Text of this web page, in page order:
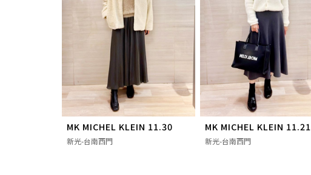
MK MICHEL KLEIN 11.30
新光-台南西門
MK MICHEL KLEIN 11.21
新光-台南西門